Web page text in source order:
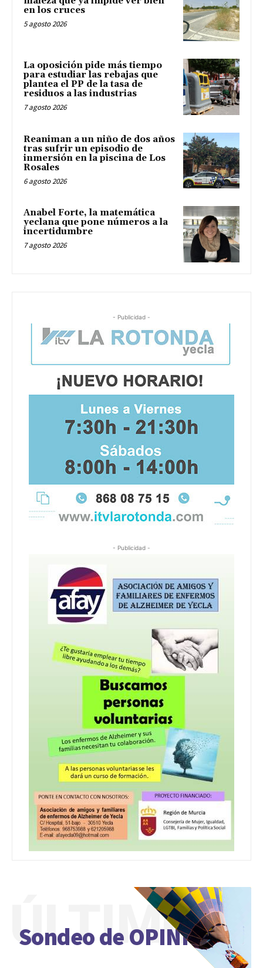
en los cruces
5 agosto 2026
La oposición pide más tiempo
para estudiar las rebajas que
plantea el PP de la tasa de
residuos a las industrias
7 agosto 2026
Reaniman a un niño de dos años
tras sufrir un episodio de
inmersión en la piscina de Los
Rosales
6 agosto 2026
Anabel Forte, la matemática
yeclana que pone números a la
incertidumbre
7 agosto 2026
- Publicidad -
- Publicidad -
Sondeo de OPINIÓN
ÚLTIMO